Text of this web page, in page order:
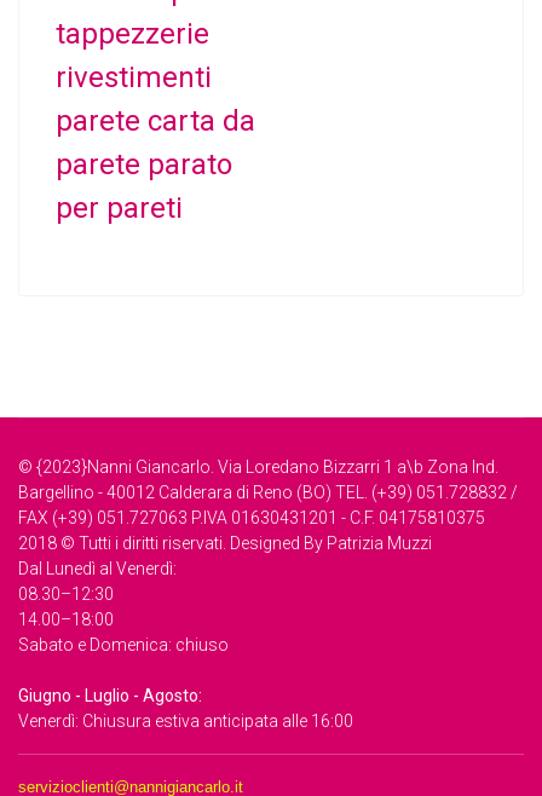
© {2023}Nanni Giancarlo. Via Loredano Bizzarri 1 a\b Zona Ind.
Bargellino - 40012 Calderara di Reno (BO) TEL. (+39) 051.728832 /
FAX (+39) 051.727063 P.IVA 01630431201 - C.F. 04175810375
2018 © Tutti i diritti riservati. Designed By Patrizia Muzzi
Dal Lunedì al Venerdì:
08.30–12:30
14.00–18:00
Sabato e Domenica: chiuso
Giugno - Luglio - Agosto:
Venerdì: Chiusura estiva anticipata alle 16:00
servizioclienti@nannigiancarlo.it